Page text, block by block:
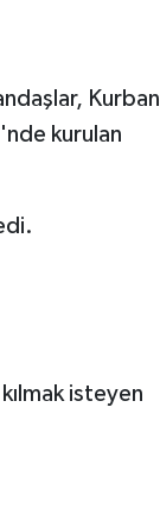
Kurban
kurulan
isteyen